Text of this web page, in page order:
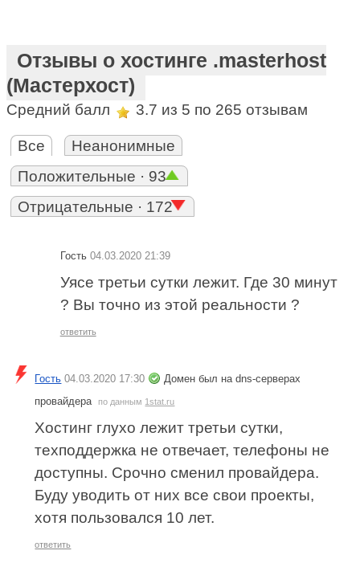
Отзывы о хостинге .masterhost
(Мастерхост)
Средний балл 3.7 из 5 по 265 отзывам
Все
Неанонимные
Положительные · 93
Отрицательные · 172
Гость 04.03.2020 21:39
Уясе третьи сутки лежит. Где 30 минут
? Вы точно из этой реальности ?
ответить
Гость 04.03.2020 17:30
Домен был на dns-серверах
провайдера
по данным 1stat.ru
Хостинг глухо лежит третьи сутки,
техподдержка не отвечает, телефоны не
доступны. Срочно сменил провайдера.
Буду уводить от них все свои проекты,
хотя пользовался 10 лет.
ответить